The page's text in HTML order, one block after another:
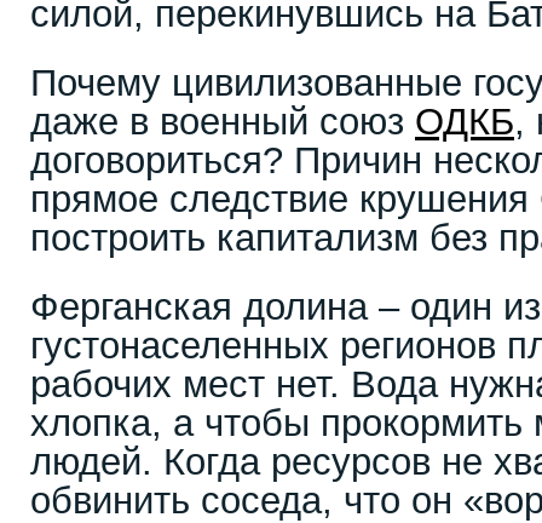
силой, перекинувшись на
Почему цивилизованные
даже в военный союз ОДКБ,
договориться? Причин
прямое следствие
построить капитализм без
Ферганская долина – один
густонаселенных регионов
рабочих мест нет. Вода
хлопка, а чтобы
людей. Когда ресурсов не
обвинить соседа, что он